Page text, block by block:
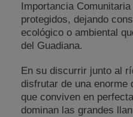
Importancia
protegidos, dejando
ecológico o ambiental
del Guadiana.
En su discurrir junto al
disfrutar de una enorme
que conviven en
dominan las grandes